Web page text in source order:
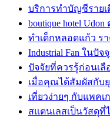
บริการทำบัญชีรายเ
boutique hotel
ทำเด็กหลอดแก้ว ร
Industrial Fan ในปั
ปัจจัยที่ควรรู้ก่อนเลื
เมื่อคุณได้สัมผัสกับยุ
เที่ยวง่ายๆ กับแพค
สแตนเลสเป็นวัสดุ